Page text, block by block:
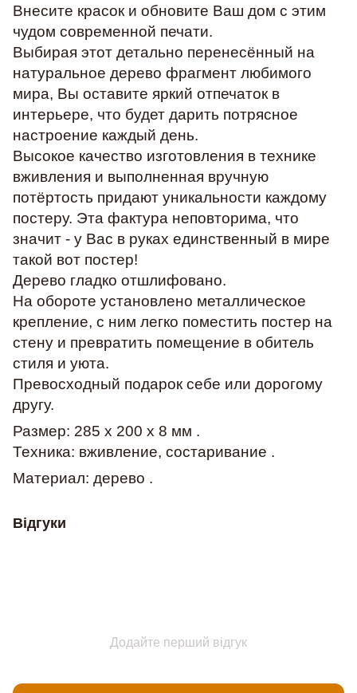
Внесите красок и обновите Ваш дом с этим
чудом современной печати.
Выбирая этот детально перенесённый на
натуральное дерево фрагмент любимого
мира, Вы оставите яркий отпечаток в
интерьере, что будет дарить потрясное
настроение каждый день.
Высокое качество изготовления в технике
вживления и выполненная вручную
потёртость придают уникальности каждому
постеру. Эта фактура неповторима, что
значит - у Вас в руках единственный в мире
такой вот постер!
Дерево гладко отшлифовано.
На обороте установлено металлическое
крепление, с ним легко поместить постер на
стену и превратить помещение в обитель
стиля и уюта.
Превосходный подарок себе или дорогому
другу.
Размер: 285 х 200 х 8 мм .
Техника: вживление, состаривание .
Материал: дерево .
Відгуки
Додайте перший відгук